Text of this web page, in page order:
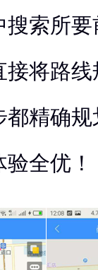
索所
接将路
精确
全优！